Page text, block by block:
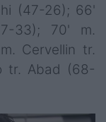
(47-26); 66'
33); 70' m.
Cervellin tr.
tr. Abad (68-